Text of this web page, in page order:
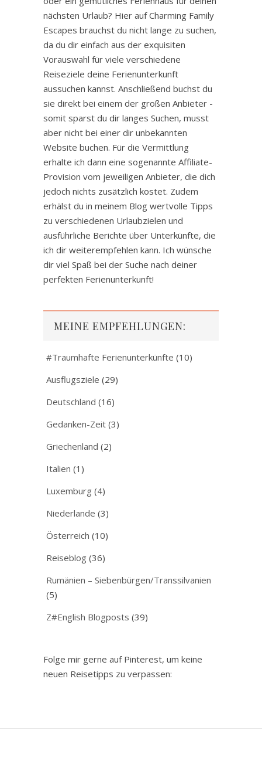
nächsten Urlaub? Hier auf Charming Family
Escapes brauchst du nicht lange zu suchen,
da du dir einfach aus der exquisiten
Vorauswahl für viele verschiedene
Reiseziele deine Ferienunterkunft
aussuchen kannst. Anschließend buchst du
sie direkt bei einem der großen Anbieter -
somit sparst du dir langes Suchen, musst
aber nicht bei einer dir unbekannten
Website buchen. Für die Vermittlung
erhalte ich dann eine sogenannte Affiliate-
Provision vom jeweiligen Anbieter, die dich
jedoch nichts zusätzlich kostet. Zudem
erhälst du in meinem Blog wertvolle Tipps
zu verschiedenen Urlaubzielen und
ausführliche Berichte über Unterkünfte, die
ich dir weiterempfehlen kann. Ich wünsche
dir viel Spaß bei der Suche nach deiner
perfekten Ferienunterkunft!
MEINE EMPFEHLUNGEN:
#Traumhafte Ferienunterkünfte (10)
Ausflugsziele (29)
Deutschland (16)
Gedanken-Zeit (3)
Griechenland (2)
Italien (1)
Luxemburg (4)
Niederlande (3)
Österreich (10)
Reiseblog (36)
Rumänien – Siebenbürgen/Transsilvanien
(5)
Z#English Blogposts (39)
Folge mir gerne auf Pinterest, um keine
neuen Reisetipps zu verpassen: